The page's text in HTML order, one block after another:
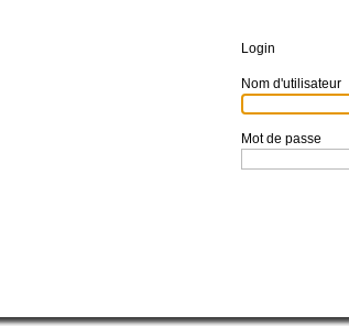
Login
Nom d'utilisateur
Mot de passe